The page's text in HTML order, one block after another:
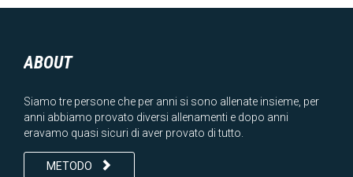
ABOUT
Siamo tre persone che per anni si sono allenate insieme, per
anni abbiamo provato diversi allenamenti e dopo anni
eravamo quasi sicuri di aver provato di tutto.
METODO 